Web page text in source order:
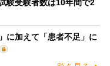
験受験者数は10年間で2
に加えて「患者不足」に